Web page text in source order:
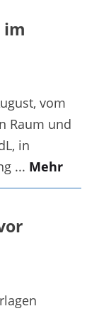
im
vom
Raum und
in
... Mehr